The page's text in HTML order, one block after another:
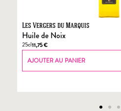
Les Vergers du Marquis
Huile de Noix
25cl11,75€
AJOUTER AU PANIER